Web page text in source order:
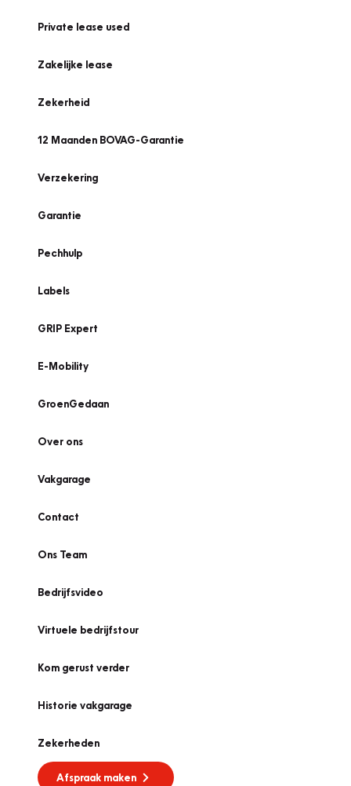
Private lease used
Zakelijke lease
Zekerheid
12 Maanden BOVAG-Garantie
Verzekering
Garantie
Pechhulp
Labels
GRIP Expert
E-Mobility
GroenGedaan
Over ons
Vakgarage
Contact
Ons Team
Bedrijfsvideo
Virtuele bedrijfstour
Kom gerust verder
Historie vakgarage
Zekerheden
Afspraak maken